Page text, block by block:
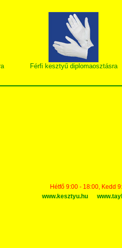
Férfi kesztyű diplomaosztásra
Hétfő 9:00 - 18:00, Kedd
www.kesztyu.hu